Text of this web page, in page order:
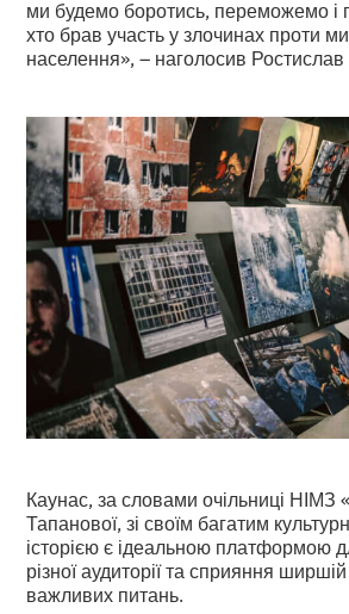
ми будемо боротись, переможемо і
хто брав участь у злочинах проти
населення», – наголосив
Каунас, за словами очільниці
Тапанової, зі своїм багатим
історією є ідеальною платформою
різної аудиторії та сприяння ширшій
важливих питань.